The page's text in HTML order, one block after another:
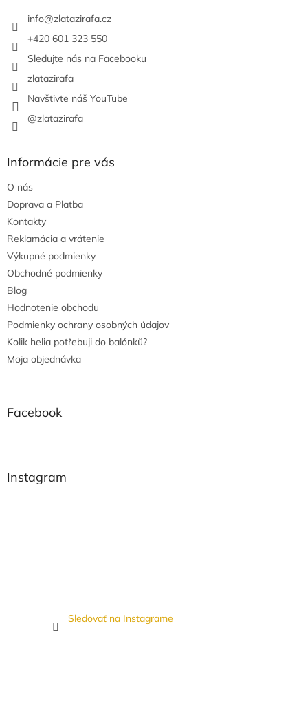
info@zlatazirafa.cz
+420 601 323 550
Sledujte nás na Facebooku
zlatazirafa
Navštivte náš YouTube
@zlatazirafa
Informácie pre vás
O nás
Doprava a Platba
Kontakty
Reklamácia a vrátenie
Výkupné podmienky
Obchodné podmienky
Blog
Hodnotenie obchodu
Podmienky ochrany osobných údajov
Kolik helia potřebuji do balónků?
Moja objednávka
Facebook
Instagram
Sledovať na Instagrame